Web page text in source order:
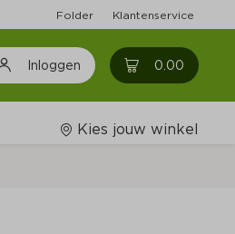
Folder Klantenservice
Inloggen 0.00 0
Kies jouw winkel